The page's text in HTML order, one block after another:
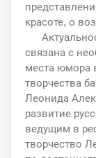
красоте, о
связана с
места юмора
творчества
Леонида
развитие
ведущим в
творчество